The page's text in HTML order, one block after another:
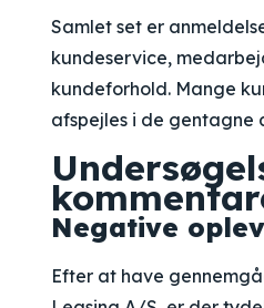
Samlet set er
kundeservice,
kundeforhold. Mange
afspejles i de gentagne
Negative
Efter at have